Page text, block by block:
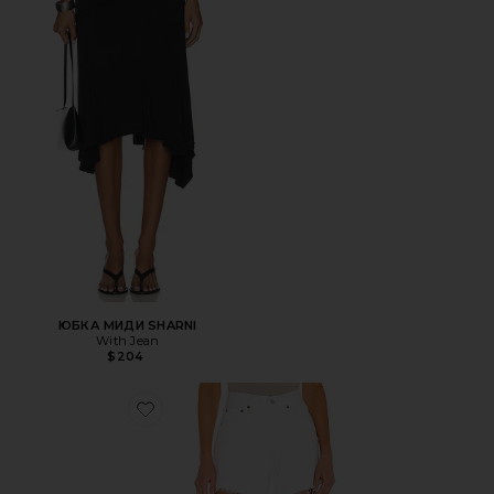
ЮБКА МИДИ SHARNI
With Jean
$204
Favorite ШОРТЫ PARKER LONG